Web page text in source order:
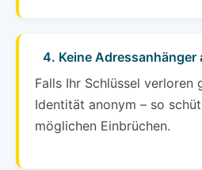
4. Keine Adressanhänger
Falls Ihr Schlüssel verloren
Identität anonym – so
möglichen Einbrüchen.